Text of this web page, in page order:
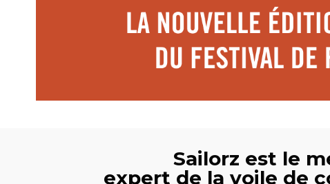
Sailorz est le
expert de la voile de